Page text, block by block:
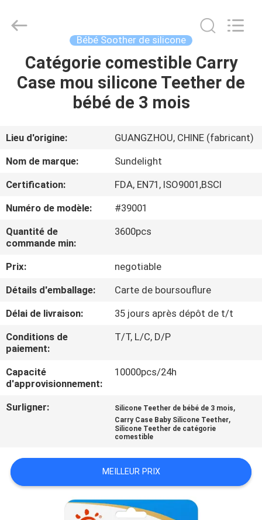
APERÇU
PRODUITS
VIDÉOS
PROPOS
DE
NOUS
VISITE
D'USINE
CONTRÔLE
DE
LA
QUALITÉ
NOUVELLES
Infant
products
Reserved.
Bébé Soother de silicone
Catégorie comestible Carry
Case mou silicone Teether de
bébé de 3 mois
Lieu d'origine:
GUANGZHOU, CHINE (fabricant)
Nom de marque:
Sundelight
Certification:
FDA, EN71, ISO9001,BSCI
Numéro de modèle:
#39001
Quantité de
commande min:
3600pcs
Prix:
negotiable
Détails d'emballage:
Carte de boursouflure
Délai de livraison:
35 jours après dépôt de t/t
Conditions de
paiement:
T/T, L/C, D/P
Capacité
d'approvisionnement:
10000pcs/24h
Surligner: Silicone Teether de bébé de 3 mois,
Carry Case Baby Silicone Teether,
Silicone Teether de catégorie
comestible
MEILLEUR PRIX